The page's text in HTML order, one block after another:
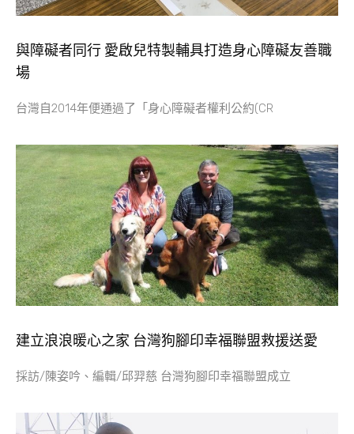
與障礙者同行 愛啟兒特製輔具打造身心障礙友善職
場
台灣自2014年便通過了「身心障礙者權利公約(CR
建立浪浪暖心之家 台灣狗腳印幸福聯盟救援送愛
採訪/陳姿吟、編輯/邱羿慈 台灣狗腳印幸福聯盟成立